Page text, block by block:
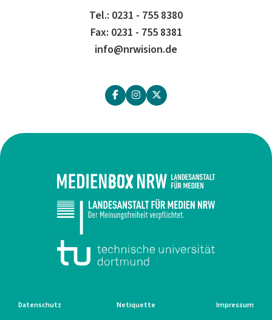
Tel.: 0231 - 755 8380
Fax: 0231 - 755 8381
info@nrwision.de
Datenschutz Netiquette Impressum